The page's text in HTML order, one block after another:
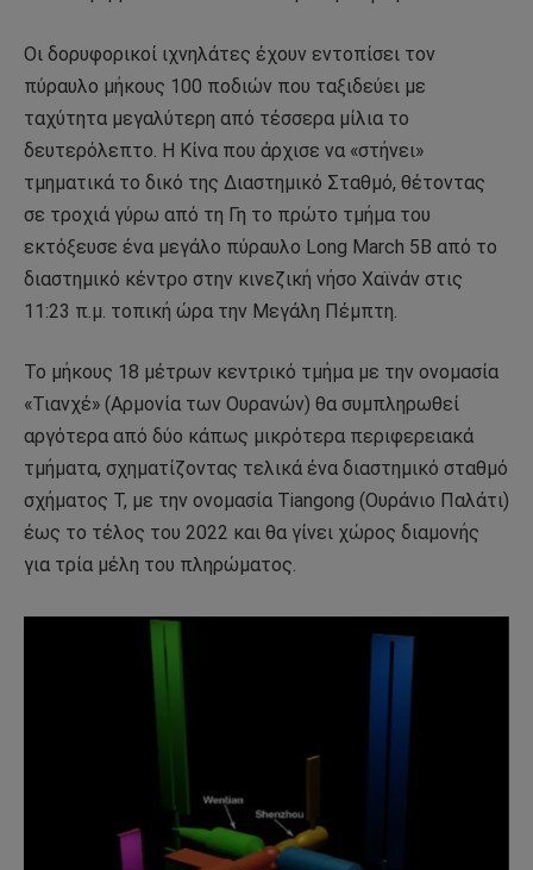
Οι δορυφορικοί ιχνηλάτες έχουν εντοπίσει τον
πύραυλο μήκους 100 ποδιών που ταξιδεύει με
ταχύτητα μεγαλύτερη από τέσσερα μίλια το
δευτερόλεπτο. Η Κίνα που άρχισε να «στήνει»
τμηματικά το δικό της Διαστημικό Σταθμό, θέτοντας
σε τροχιά γύρω από τη Γη το πρώτο τμήμα του
εκτόξευσε ένα μεγάλο πύραυλο Long March 5B από το
διαστημικό κέντρο στην κινεζική νήσο Χαϊνάν στις
11:23 π.μ. τοπική ώρα την Μεγάλη Πέμπτη.
Το μήκους 18 μέτρων κεντρικό τμήμα με την ονομασία
«Τιανχέ» (Αρμονία των Ουρανών) θα συμπληρωθεί
αργότερα από δύο κάπως μικρότερα περιφερειακά
τμήματα, σχηματίζοντας τελικά ένα διαστημικό σταθμό
σχήματος Τ, με την ονομασία Tiangong (Ουράνιο Παλάτι)
έως το τέλος του 2022 και θα γίνει χώρος διαμονής
για τρία μέλη του πληρώματος.